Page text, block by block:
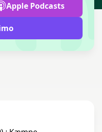
Apple Podcasts